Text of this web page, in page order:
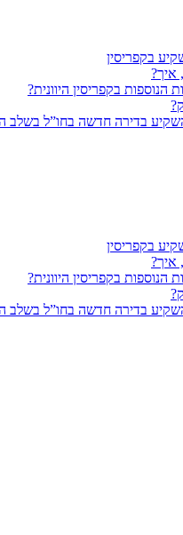
איך?
בקפריסין היוונית?
איך?
בקפריסין היוונית?